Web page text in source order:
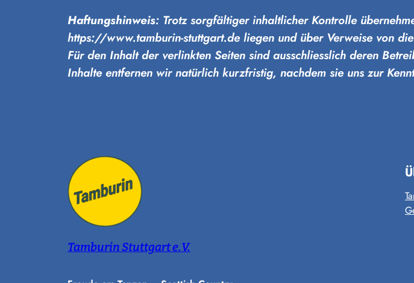
Haftungshinweis: Trotz sorgfältiger inhaltlicher Kontrolle
https://www.tamburin-stuttgart.de liegen und über Verweise von
Für den Inhalt der verlinkten Seiten sind ausschliesslich deren
Inhalte entfernen wir natürlich kurzfristig, nachdem sie uns zur
Tamburin Stuttgart e.V.